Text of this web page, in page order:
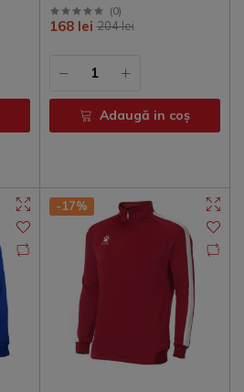
(0)
204 lei
168 lei
Adaugă in coş
-17%